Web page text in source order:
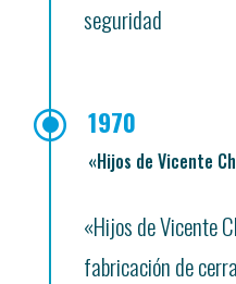
seguridad
\ 1970
«Hijos de Vicente
«Hijos de Vicente
fabricación de